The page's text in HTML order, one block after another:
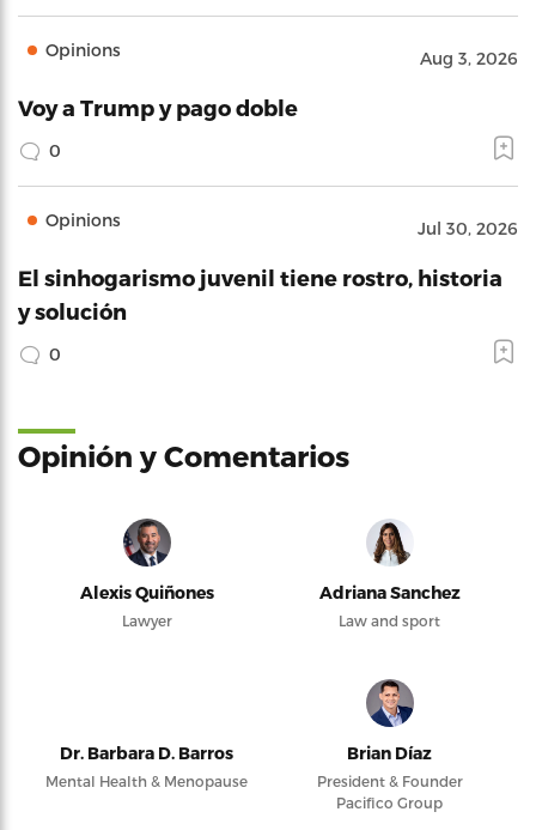
Opinions Aug 3, 2026
Voy a Trump y pago doble
0
Opinions Jul 30, 2026
El sinhogarismo juvenil tiene rostro, historia
y solución
0
Opinión y Comentarios
Alexis Quiñones
Lawyer
Adriana Sanchez
Law and sport
Dr. Barbara D. Barros
Mental Health & Menopause
Brian Díaz
President & Founder
Pacifico Group